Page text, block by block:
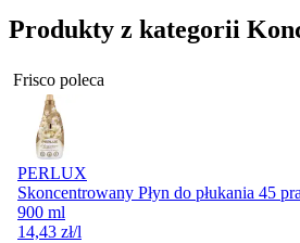
Produkty z kategorii
Frisco poleca
PERLUX
Skoncentrowany Płyn do płukania 45
900 ml
14,43 zł/l